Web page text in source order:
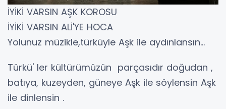
İYİKİ VARSIN AŞK KOROSU
İYİKİ VARSIN ALİ'YE HOCA
Yolunuz müzikle,türküyle Aşk ile aydınlansın...
Türkü' ler kültürümüzün parçasıdır doğudan ,
batıya, kuzeyden, güneye Aşk ile söylensin Aşk
ile dinlensin .